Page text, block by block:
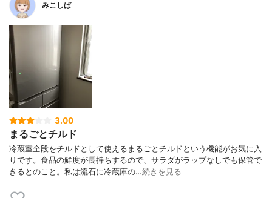
みこしば
3.00
まるごとチルド
冷蔵室全段をチルドとして使えるまるごとチルドという機能がお気に入
りです。食品の鮮度が長持ちするので、サラダがラップなしでも保管で
きるとのこと。私は流石に冷蔵庫の…続きを見る